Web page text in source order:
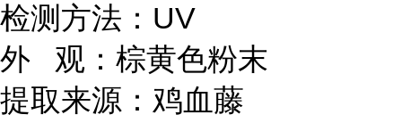
检测方法：UV
外 观：棕黄色粉末
提取来源：鸡血藤